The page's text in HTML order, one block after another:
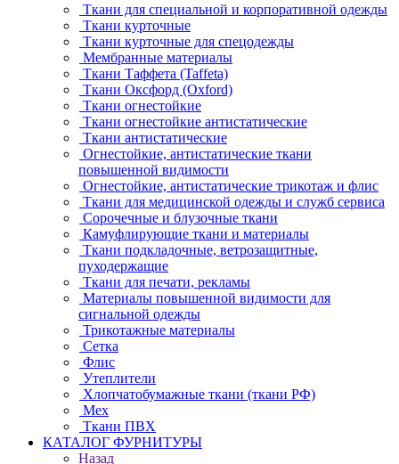
Ткани для специальной и корпоративной одежды
Ткани курточные
Ткани курточные для спецодежды
Мембранные материалы
Ткани Таффета (Taffeta)
Ткани Оксфорд (Oxford)
Ткани огнестойкие
Ткани огнестойкие антистатические
Ткани антистатические
Огнестойкие, антистатические ткани
повышенной видимости
Огнестойкие, антистатические трикотаж и флис
Ткани для медицинской одежды и служб сервиса
Сорочечные и блузочные ткани
Камуфлирующие ткани и материалы
Ткани подкладочные, ветрозащитные,
пуходержащие
Ткани для печати, рекламы
Материалы повышенной видимости для
сигнальной одежды
Трикотажные материалы
Сетка
Флис
Утеплители
Хлопчатобумажные ткани (ткани РФ)
Мех
Ткани ПВХ
КАТАЛОГ ФУРНИТУРЫ
Назад